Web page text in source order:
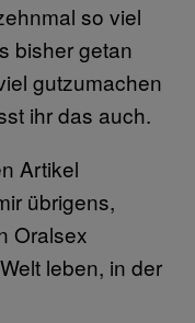
so viel
bisher getan
gutzumachen
ihr das auch.
Artikel
übrigens,
Oralsex
leben, in der